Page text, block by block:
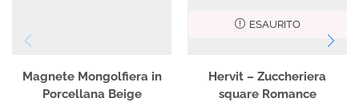
Magnete Mongolfiera in
Porcellana Beige
ESAURITO
Hervit – Zuccheriera
square Romance